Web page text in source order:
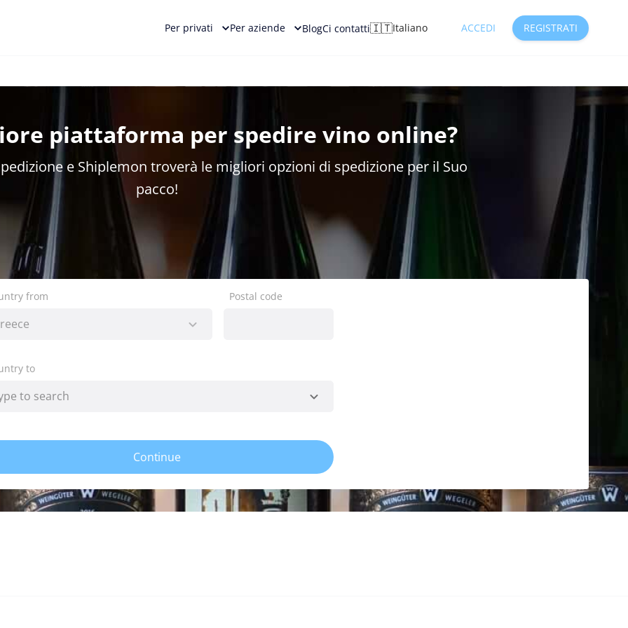
Per privati Per aziende BlogCi contatti🇮🇹Italiano ACCEDI REGISTRATI
piattaforma per spedire vino online?
e Shiplemon troverà le migliori opzioni di spedizione per il Suo
pacco!
from Postal code
to
Continue